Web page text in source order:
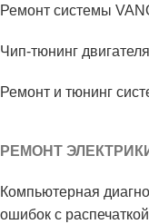
Ремонт системы
Чип-тюнинг
Ремонт и тюнинг
РЕМОНТ
Компьютерная
ошибок с распечаткой